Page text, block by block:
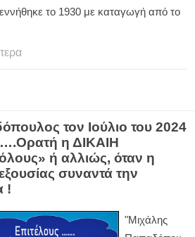
το 1930 με καταγωγή από το
τον Ιούλιο του 2024
η ΔΙΚΑΙΗ
ή αλλιώς, όταν η
συναντά την
!
"Μιχάλης